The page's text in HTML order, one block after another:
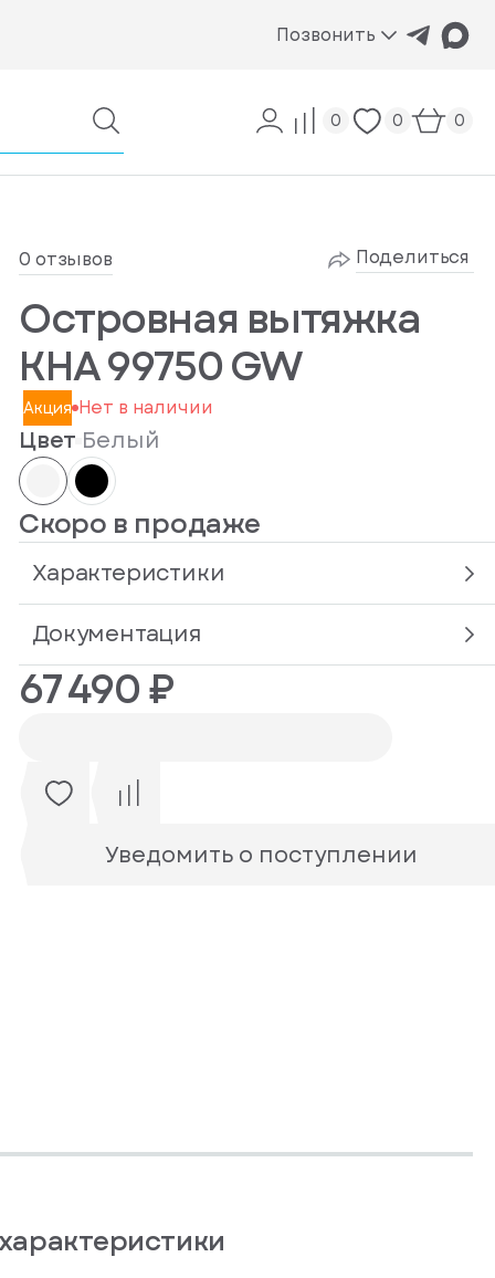
Позвонить
0 0 0
0 отзывов Поделиться
Островная вытяжка
KHA 99750 GW
Акция Нет в наличии
Цвет Белый
Скоро в продаже
Характеристики
Документация
67 490 ₽
Уведомить о поступлении